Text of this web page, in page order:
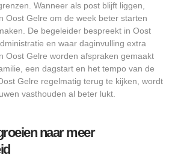
Wanneer als post blijft liggen,
Oost Gelre om de week beter starten
De begeleider bespreekt in Oost
en waar daginvulling extra
Oost Gelre worden afspraken gemaakt
een dagstart en het tempo van de
Gelre regelmatig terug te kijken, wordt
vasthouden al beter lukt.
naar meer